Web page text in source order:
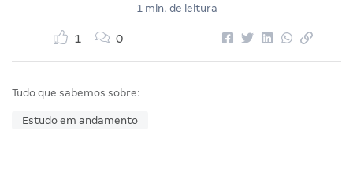
1 min. de leitura
1 0
Tudo que sabemos sobre:
Estudo em andamento